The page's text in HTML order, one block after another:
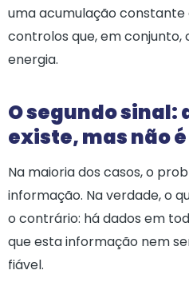
uma acumulação constante
controlos que, em
energia.
O segundo
existe, mas não
Na maioria dos casos, o
informação. Na verdade, o
o contrário: há dados em
que esta informação nem
fiável.